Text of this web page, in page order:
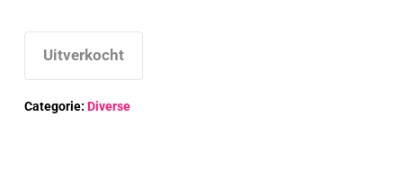
Uitverkocht
Categorie: Diverse